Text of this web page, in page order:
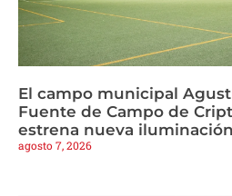
El campo municipal
Fuente de Campo de
estrena nueva
agosto 7, 2026